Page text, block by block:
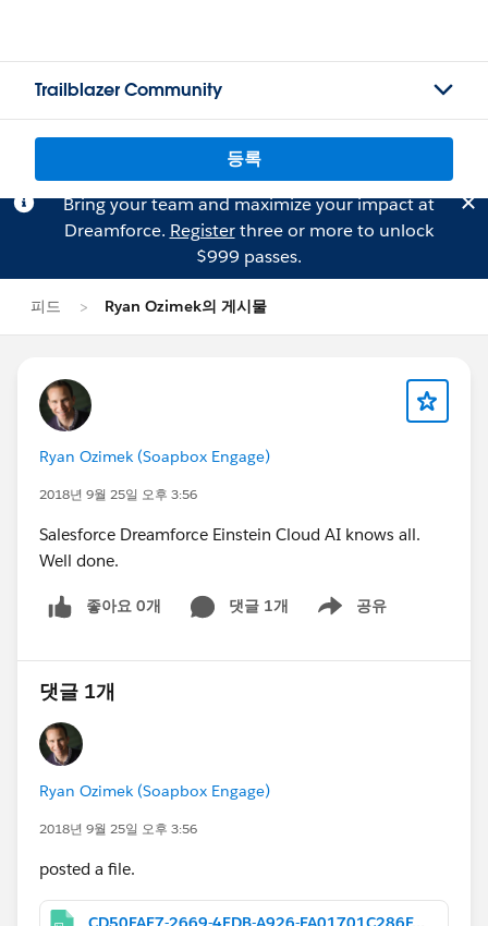
Trailblazer Community
등록
Bring your team and maximize your impact at
Dreamforce. Registerthree or more to unlock
$999 passes.
피드 Ryan Ozimek의 게시물
Ryan Ozimek (Soapbox Engage)
2018년 9월 25일 오후 3:56
Salesforce Dreamforce Einstein Cloud AI knows all.
Well done.
좋아요 0개 댓글 1개 공유
Show menu
댓글 1개
Ryan Ozimek (Soapbox Engage)
2018년 9월 25일 오후 3:56
posted a file.